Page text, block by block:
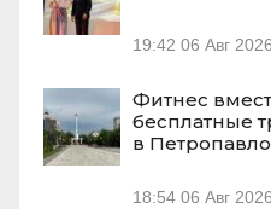
19:42 06 Авг 2026
Фитнес
бесплатные
в
18:54 06 Авг 2026